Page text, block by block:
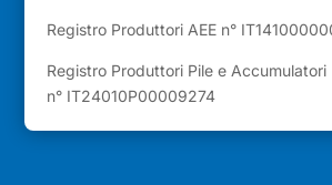
Registro Produttori AEE n°
Registro Produttori Pile e Accumulatori
n° IT24010P00009274